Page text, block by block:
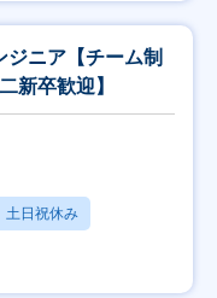
ニア【チーム制
新卒歓迎】
土日祝休み